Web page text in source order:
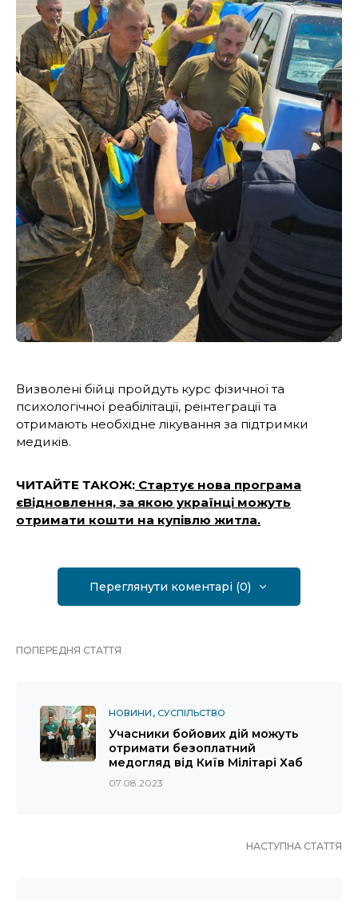
Визволені бійці пройдуть курс фізичної та
психологічної реабілітації, реінтеграції та
отримають необхідне лікування за підтримки
медиків.
ЧИТАЙТЕ ТАКОЖ: Стартує нова програма
єВідновлення, за якою українці можуть
отримати кошти на купівлю житла.
Переглянути коментарі (0)
ПОПЕРЕДНЯ СТАТТЯ
НОВИНИ СУСПІЛЬСТВО
Учасники бойових дій можуть
отримати безоплатний
медогляд від Київ Мілітарі Хаб
07.08.2023
НАСТУПНА СТАТТЯ